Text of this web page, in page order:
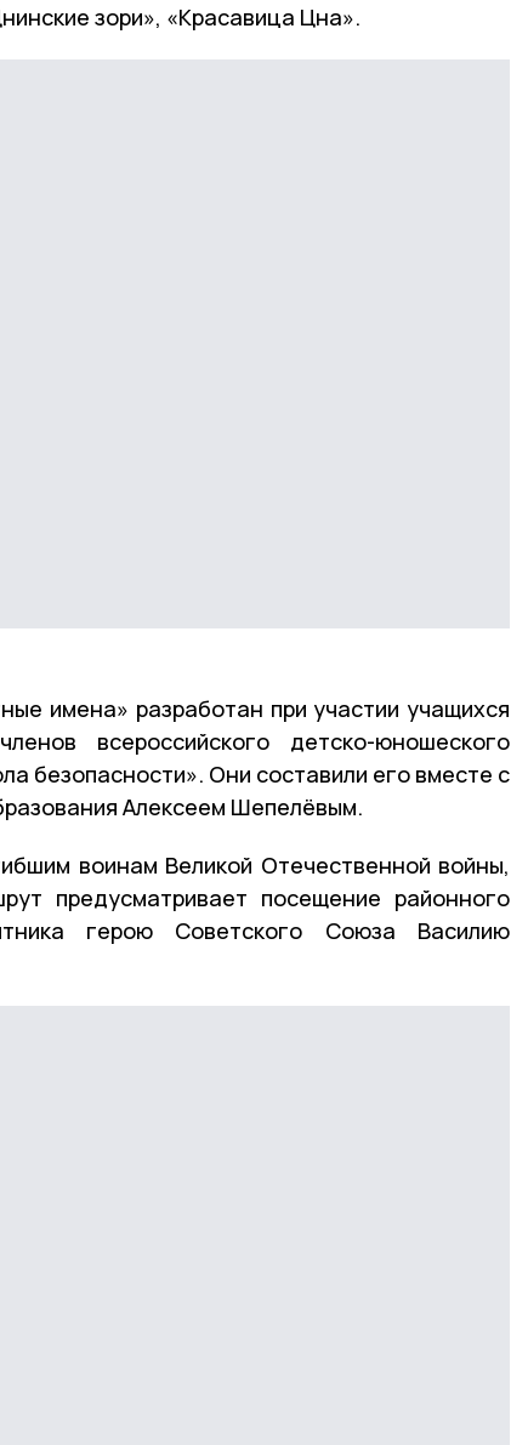
зори», «Красавица Цна».
имена» разработан при участии учащихся
всероссийского детско-юношеского
безопасности». Они составили его вместе с
Алексеем Шепелёвым.
воинам Великой Отечественной войны,
предусматривает посещение районного
герою Советского Союза Василию